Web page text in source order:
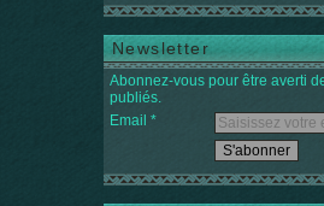
Newsletter
Abonnez-vous pour être averti
publiés.
Email